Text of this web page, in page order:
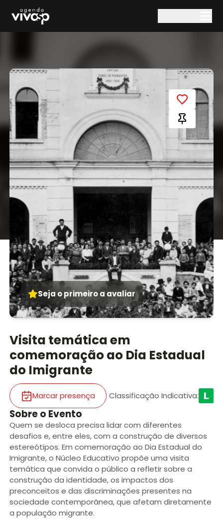
Seja o primeiro a avaliar
Visita temática em
comemoração ao Dia Estadual
do Imigrante
Marcar presença Classificação Indicativa:
Sobre o Evento
Quem se desloca precisa lidar com diferentes
desafios e, entre eles, com a construção de diversos
estereótipos. Em comemoração ao Dia Estadual do
Imigrante, o Núcleo Educativo propõe uma visita
temática que convida o público a refletir sobre a
construção da identidade, os impactos dos
preconceitos e das discriminações presentes na
sociedade contemporânea, que afetam diretamente
a população migrante.